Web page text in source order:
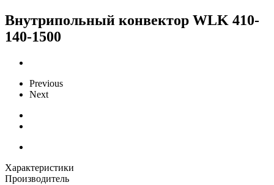
Внутрипольный конвектор WLK 410-
140-1500
Previous
Next
Характеристики
Производитель